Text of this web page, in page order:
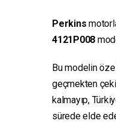
Perkins
4121P008
Bu modelin
geçmekten
kalmayıp,
sürede elde